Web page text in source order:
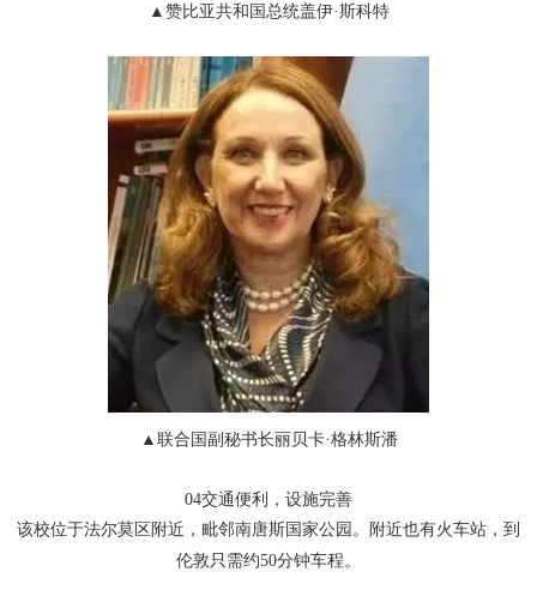
▲ 赞比亚共和国总统盖伊·斯科特
▲ 联合国副秘书长丽贝卡·格林斯潘
04交通便利，设施完善
该校位于法尔莫区附近，毗邻南唐斯国家公园。附近也有火车站，到
伦敦只需约50分钟车程。